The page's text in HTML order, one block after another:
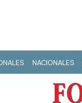
NACIONALES